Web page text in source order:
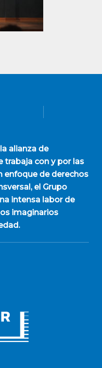
alianza de
trabaja con y por las
enfoque de derechos
el Grupo
intensa labor de
imaginarios